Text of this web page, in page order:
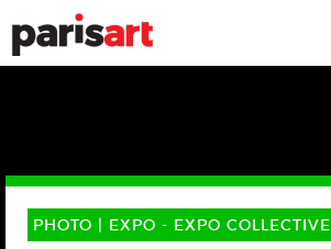
PHOTO | EXPO - EXPO COLLECTIVE